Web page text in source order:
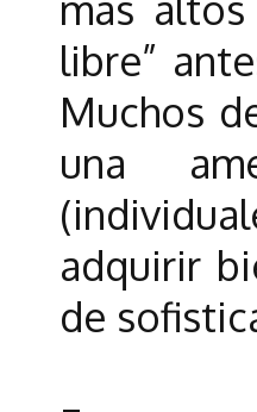
libre”
Muchos
una
adquirir
de